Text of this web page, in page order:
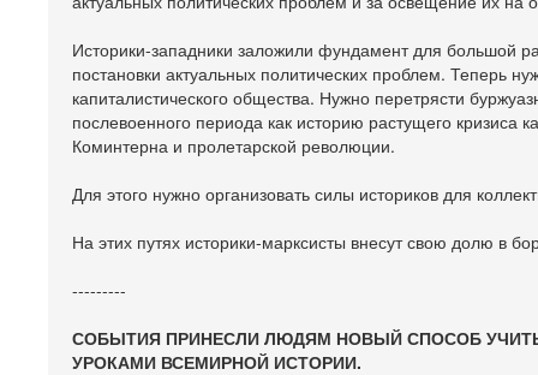
Историки-западники заложили фундамент для большой
постановки актуальных политических проблем. Теперь
капиталистического общества. Нужно перетрясти
послевоенного периода как историю растущего кризиса
Коминтерна и пролетарской революции.
Для этого нужно организовать силы историков для
На этих путях историки-марксисты внесут свою долю в
---------
СОБЫТИЯ ПРИНЕСЛИ ЛЮДЯМ НОВЫЙ СПОСОБ
УРОКАМИ ВСЕМИРНОЙ ИСТОРИИ.